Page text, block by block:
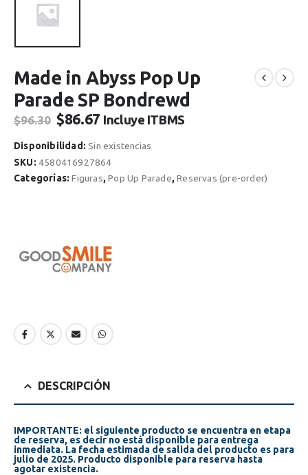
Made in Abyss Pop Up
Parade SP Bondrewd
$96.30 El
original
era:
$96.30.
$86.67El
actual
es:
$86.67.
Incluye ITBMS
Disponibilidad:Sin existencias
SKU: 4580416927864
Categorías:Figuras,Pop Up Parade,Reservas (pre-order)
DESCRIPCIÓN
IMPORTANTE: el siguiente producto se encuentra en etapa
de reserva, es decir no está disponible para entrega
inmediata. La fecha estimada de salida del producto es para
julio de 2025. Producto disponible para reserva hasta
agotar existencia.